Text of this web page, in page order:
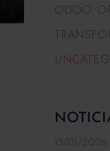
ODOO: